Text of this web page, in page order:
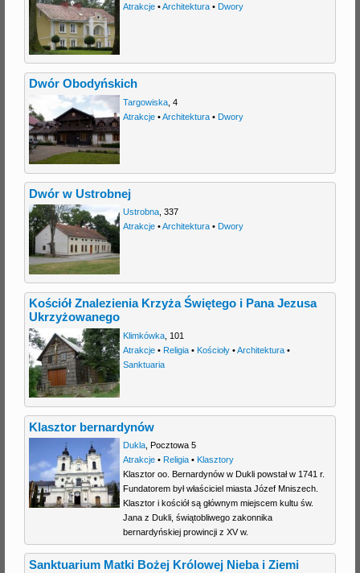
Atrakcje•Architektura• Dwory
Dwór Obodyńskich
Targowiska, 4
Atrakcje•Architektura• Dwory
Dwór w Ustrobnej
Ustrobna, 337
Atrakcje•Architektura• Dwory
Kościół Znalezienia Krzyża Świętego i Pana Jezusa
Ukrzyżowanego
Klimkówka, 101
Atrakcje• Religia• Kościoły•Architektura•
Sanktuaria
Klasztor bernardynów
Dukla, Pocztowa 5
Atrakcje• Religia• Klasztory
Klasztor oo. Bernardynów w Dukli powstał w 1741 r.
Fundatorem był właściciel miasta Józef Mniszech.
Klasztor i kościół są głównym miejscem kultu św.
Jana z Dukli, świątobliwego zakonnika
bernardyńskiej prowincji z XV w.
Sanktuarium Matki Bożej Królowej Nieba i Ziemi